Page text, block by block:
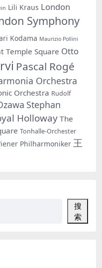
Lili Kraus London
Symphony
Kodama Maurizio Pollini
Temple Square Otto
Pascal Rogé
Orchestra
Orchestra Rudolf
Stephan
HollowayThe
Tonhalle-Orchester
Philharmoniker 王
搜
索